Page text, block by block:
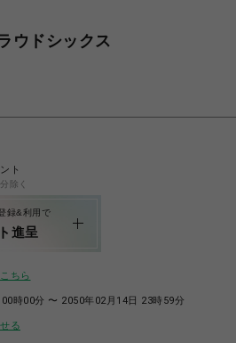
ウドシックス
ト
除く
録&利用で
進呈
こちら
時00分 〜 2050年02月14日 23時59分
る